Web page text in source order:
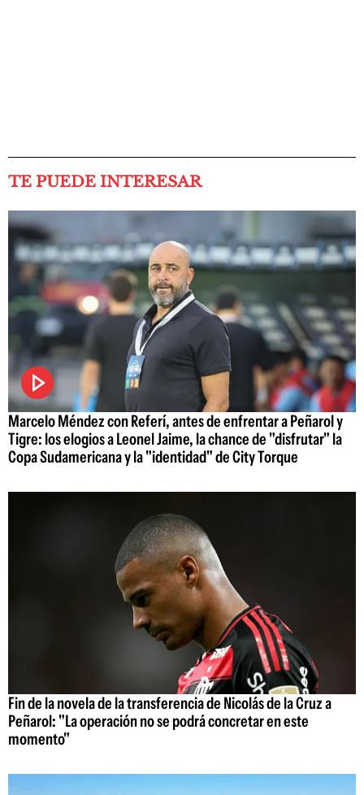
TE PUEDE INTERESAR
Marcelo Méndez con Referí, antes de enfrentar a Peñarol y
Tigre: los elogios a Leonel Jaime, la chance de "disfrutar" la
Copa Sudamericana y la "identidad" de City Torque
Fin de la novela de la transferencia de Nicolás de la Cruz a
Peñarol: "La operación no se podrá concretar en este
momento"